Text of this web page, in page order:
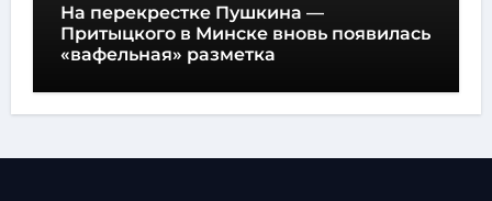
На перекрестке Пушкина —
Притыцкого в Минске вновь появилась
«вафельная» разметка